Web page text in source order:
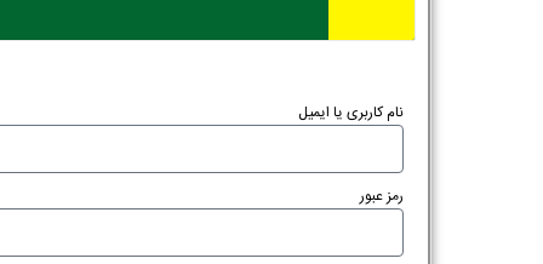
نام کاربری یا ایمیل
رمز عبور